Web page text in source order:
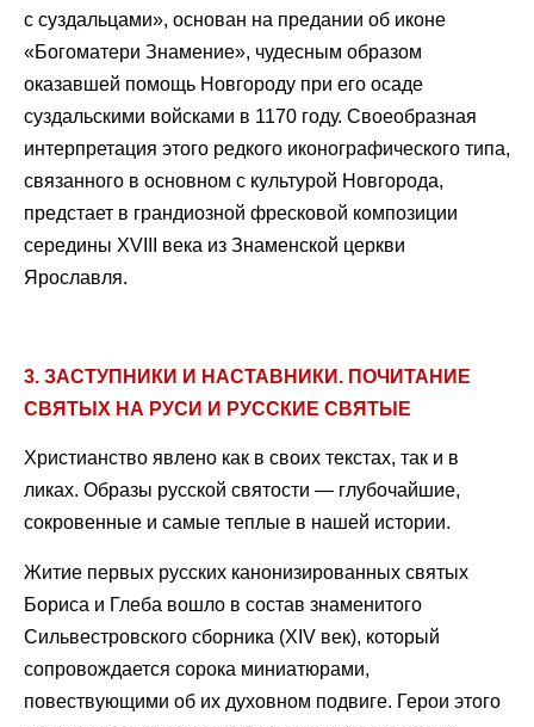
с суздальцами», основан на предании об иконе
«Богоматери Знамение», чудесным образом
оказавшей помощь Новгороду при его осаде
суздальскими войсками в 1170 году. Своеобразная
интерпретация этого редкого иконографического типа,
связанного в основном с культурой Новгорода,
предстает в грандиозной фресковой композиции
середины XVIII века из Знаменской церкви
Ярославля.
3. ЗАСТУПНИКИ И НАСТАВНИКИ. ПОЧИТАНИЕ
СВЯТЫХ НА РУСИ И РУССКИЕ СВЯТЫЕ
Христианство явлено как в своих текстах, так и в
ликах. Образы русской святости — глубочайшие,
сокровенные и самые теплые в нашей истории.
Житие первых русских канонизированных святых
Бориса и Глеба вошло в состав знаменитого
Сильвестровского сборника (XIV век), который
сопровождается сорока миниатюрами,
повествующими об их духовном подвиге. Герои этого